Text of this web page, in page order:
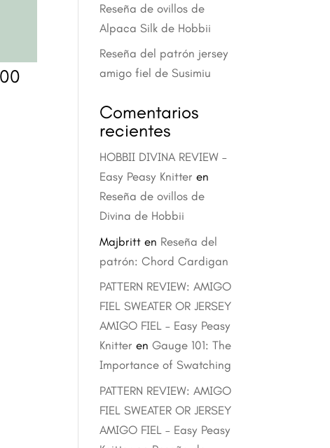
Reseña de ovillos de
Alpaca Silk de Hobbii
Reseña del patrón jersey
amigo fiel de Susimiu
Comentarios
recientes
HOBBII DIVINA REVIEW –
Easy Peasy Knitter en
Reseña de ovillos de
Divina de Hobbii
Majbritt en Reseña del
patrón: Chord Cardigan
PATTERN REVIEW: AMIGO
FIEL SWEATER OR JERSEY
AMIGO FIEL – Easy Peasy
Knitter enGauge 101: The
Importance of Swatching
PATTERN REVIEW: AMIGO
FIEL SWEATER OR JERSEY
AMIGO FIEL – Easy Peasy